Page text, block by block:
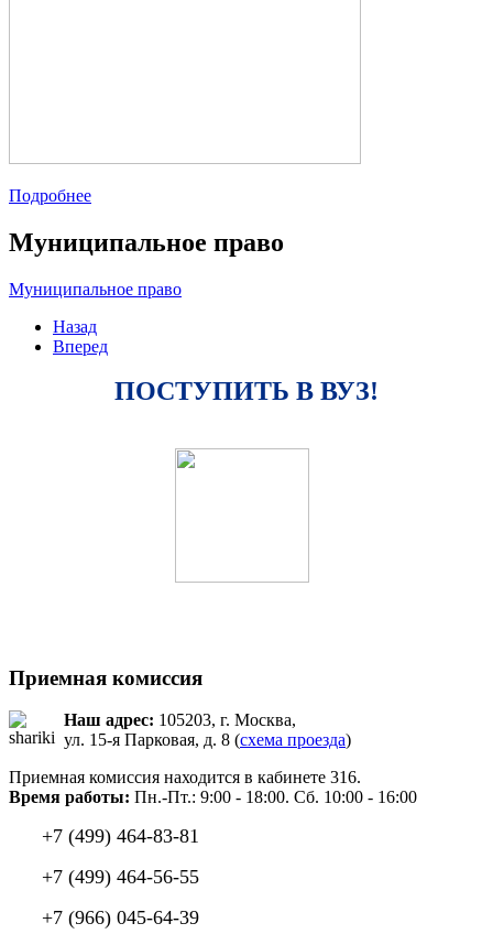
Подробнее
Муниципальное право
Муниципальное право
Назад
Вперед
ПОСТУПИТЬ В ВУЗ!
Приемная комиссия
Наш адрес: 105203, г. Москва,
ул. 15-я Парковая, д. 8 (схема проезда)
Приемная комиссия находится в кабинете 316.
Время работы: Пн.-Пт.: 9:00 - 18:00. Сб. 10:00 - 16:00
+7 (499) 464-83-81
+7 (499) 464-56-55
+7 (966) 045-64-39